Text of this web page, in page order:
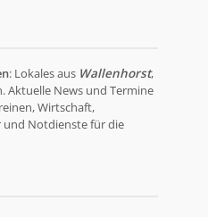
: Lokales aus Wallenhorst,
Aktuelle News und Termine
Wirtschaft,
und Notdienste für die